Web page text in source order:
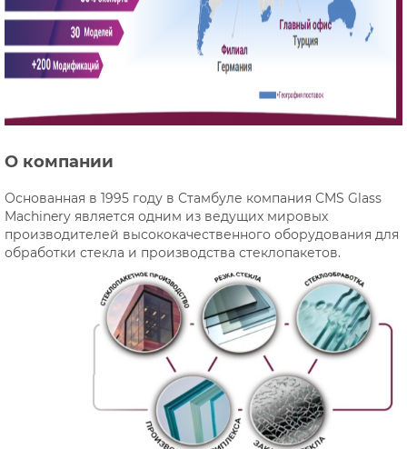
О компании
Основанная в 1995 году в Стамбуле компания CMS Glass
Machinery является одним из ведущих мировых
производителей высококачественного оборудования для
обработки стекла и производства стеклопакетов.